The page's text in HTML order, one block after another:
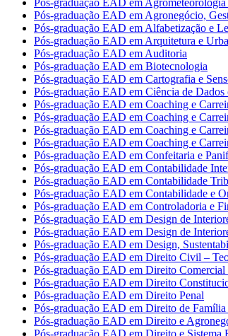
Pós-graduação EAD em
Pós-graduação EAD em Agronegócio,
Pós-graduação EAD em Alfabetização e
Pós-graduação EAD em Arquitetura e
Pós-graduação EAD em Auditoria
Pós-graduação EAD em Biotecnologia
Pós-graduação EAD em Cartografia e
Pós-graduação EAD em Ciência de
Pós-graduação EAD em Coaching e
Pós-graduação EAD em Coaching e
Pós-graduação EAD em Coaching e
Pós-graduação EAD em Coaching e
Pós-graduação EAD em Confeitaria e
Pós-graduação EAD em Contabilidade
Pós-graduação EAD em Contabilidade
Pós-graduação EAD em Contabilidade e
Pós-graduação EAD em Controladoria e
Pós-graduação EAD em Design de
Pós-graduação EAD em Design de
Pós-graduação EAD em Design,
Pós-graduação EAD em Direito Civil –
Pós-graduação EAD em Direito Comercial
Pós-graduação EAD em Direito
Pós-graduação EAD em Direito Penal
Pós-graduação EAD em Direito de Família
Pós-graduação EAD em Direito e
Pós-graduação EAD em Direito e Sistema